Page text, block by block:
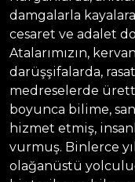
damgalarla
cesaret ve adalet
Atalarımızın,
darüşşifalarda,
medreselerde
boyunca bilime,
hizmet etmiş,
vurmuş. Binlerce
olağanüstü